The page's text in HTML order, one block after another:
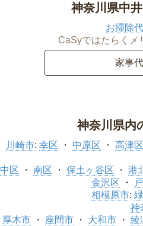
神奈川県中
お掃除
CaSyではたらくメ
家事
神奈川県内
川崎市: 幸区 中原区 高津区
中区 南区 保土ヶ谷区 港
金沢区
相模原市:
神
厚木市 座間市 大和市 綾